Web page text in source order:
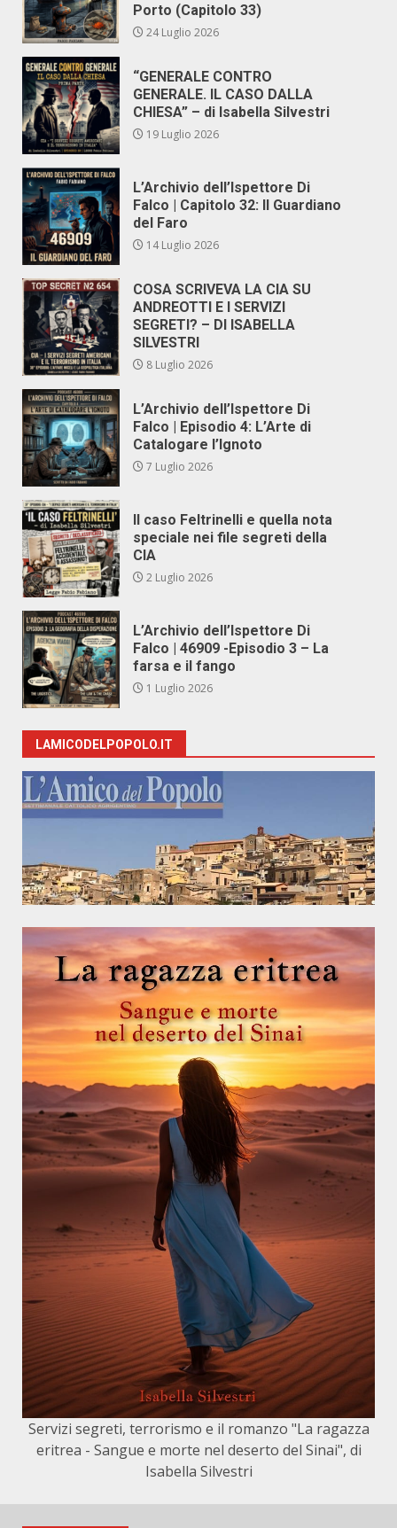
Porto (Capitolo 33)
24 Luglio 2026
“GENERALE CONTRO
GENERALE. IL CASO DALLA
CHIESA” – di Isabella Silvestri
19 Luglio 2026
L’Archivio dell’Ispettore Di
Falco | Capitolo 32: Il Guardiano
del Faro
14 Luglio 2026
COSA SCRIVEVA LA CIA SU
ANDREOTTI E I SERVIZI
SEGRETI? – DI ISABELLA
SILVESTRI
8 Luglio 2026
L’Archivio dell’Ispettore Di
Falco | Episodio 4: L’Arte di
Catalogare l’Ignoto
7 Luglio 2026
Il caso Feltrinelli e quella nota
speciale nei file segreti della
CIA
2 Luglio 2026
L’Archivio dell’Ispettore Di
Falco | 46909 -Episodio 3 – La
farsa e il fango
1 Luglio 2026
LAMICODELPOPOLO.IT
Servizi segreti, terrorismo e il romanzo "La ragazza
eritrea - Sangue e morte nel deserto del Sinai", di
Isabella Silvestri